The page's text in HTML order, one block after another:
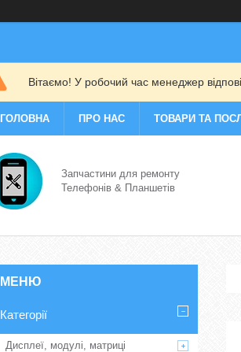
Вітаємо! У робочий час менеджер
ГОЛОВНА ПРО НАС ТОВАРИ ТА
Запчастини для ремонту
Телефонів & Планшетів
Категорії
Дисплеї, модулі, матриці